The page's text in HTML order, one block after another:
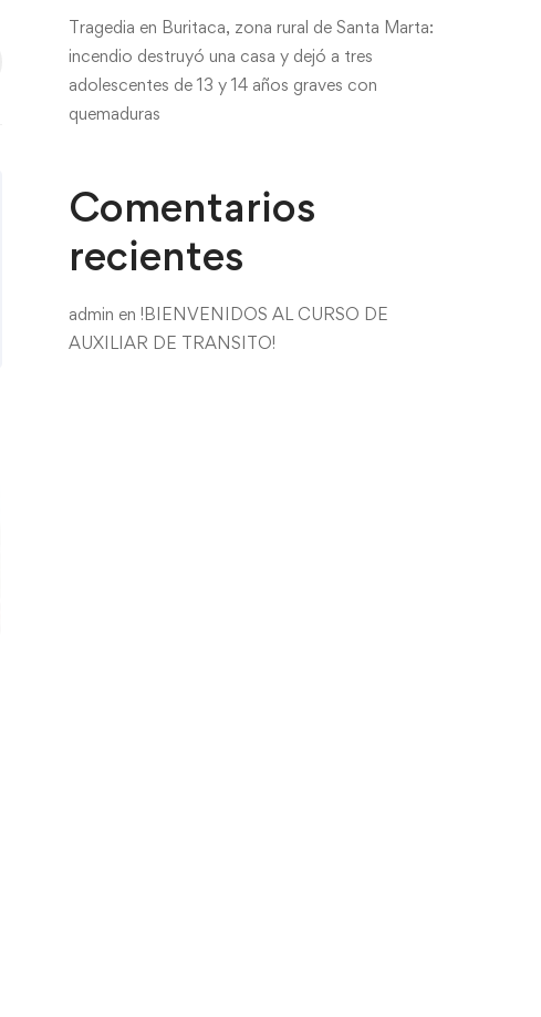
Tragedia en Buritaca, zona rural de Santa Marta:
incendio destruyó una casa y dejó a tres
adolescentes de 13 y 14 años graves con
quemaduras
Comentarios
recientes
admin en !BIENVENIDOS AL CURSO DE
AUXILIAR DE TRANSITO!